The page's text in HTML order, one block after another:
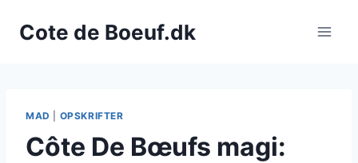
Cote de Boeuf.dk
MAD OPSKRIFTER
Côte De Bœufs magi: